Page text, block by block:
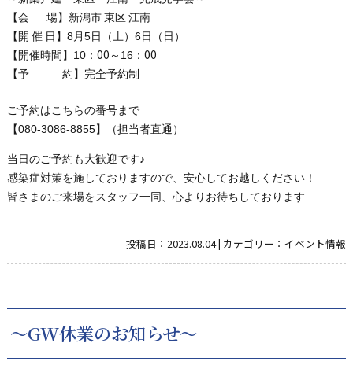
【会
場】新潟市 東 区 江南
【開 催 日】 8 月 5日（土） 6日（日）
【開催時間】 10： 00 ～ 16： 00
【予 約 】 完全予約制
ご予約はこちらの番号まで
【080-3086-8855】（担当者直通）
当日のご予約も大歓迎です♪
感染症対策を施しておりますので、安心してお越しください！
皆さまのご来場をスタッフ一同、心よりお待ちしております
投稿日：2023.08.04| カテゴリー： イベント情報
～GW休業のお知らせ～